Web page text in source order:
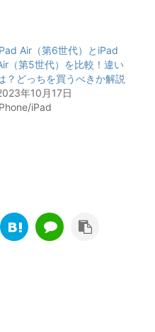
Air（第6世代）とiPad
（第5世代）を比較！違い
？どっちを買うべきか解説
年10月17日
iPad